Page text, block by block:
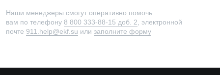
Наши менеджеры смогут оперативно помочь
вам по телефону 8 800 333-88-15 доб. 2 , электронной
почте 911.help@ekf.su или заполните форму